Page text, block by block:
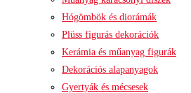
Hógömbök és diorámák
Plüss figurás dekorációk
Kerámia és műanyag figurák
Dekorációs alapanyagok
Gyertyák és mécsesek